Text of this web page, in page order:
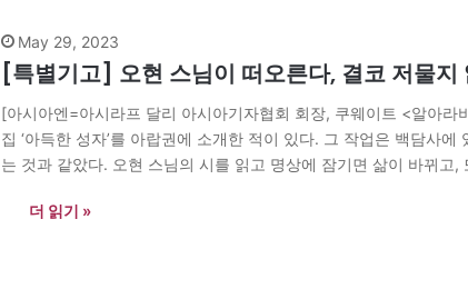
May 29, 2023
[특별기고] 오현 스님이 떠오른다, 결코 저물지
[아시아엔=아시라프 달리 아시아기자협회 회장, 쿠웨이트 <알아
집 ‘아득한 성자’를 아랍권에 소개한 적이 있다. 그 작업은 백담사
는 것과 같았다. 오현 스님의 시를 읽고 명상에 잠기면 삶이 바뀌고
더 읽기 »